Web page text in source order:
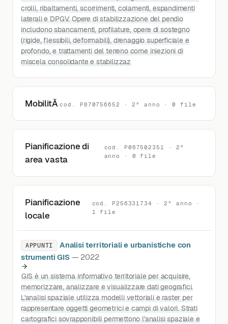
crolli, ribaltamenti, scorrimenti, colamenti, espandimenti
laterali e DPGV. Opere di stabilizzazione del pendio
includono sbancamenti, profilature, opere di sostegno
(rigide, flessibili, deformabili), drenaggio superficiale e
profondo, e trattamenti del terreno come iniezioni di
miscela consolidante e stabilizzaz
MobilitÃcod. P870756652 · 2° anno · 0 file
Pianificazione di
area vasta
cod. P067502351 · 2°
anno · 0 file
Pianificazione
locale
cod. P256331734 · 2° anno ·
1 file
APPUNTI
Analisi territoriali e urbanistiche con
strumenti GIS — 2022
GIS è un sistema informativo territoriale per acquisire,
memorizzare, analizzare e visualizzare dati geografici.
L'analisi spaziale utilizza modelli vettoriali e raster per
rappresentare oggetti geometrici e campi di valori. Strati
cartografici sovrapponibili permettono l'analisi spaziale e